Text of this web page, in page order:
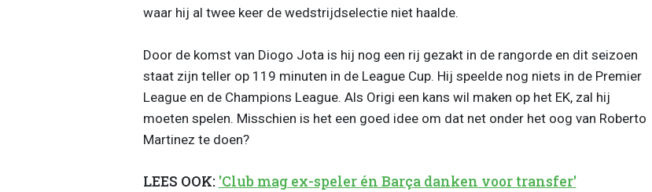
waar hij al twee keer de wedstrijdselectie niet haalde.
Door de komst van Diogo Jota is hij nog een rij gezakt in de rangorde en dit seizoen
staat zijn teller op 119 minuten in de League Cup. Hij speelde nog niets in de Premier
League en de Champions League. Als Origi een kans wil maken op het EK, zal hij
moeten spelen. Misschien is het een goed idee om dat net onder het oog van Roberto
Martinez te doen?
LEES OOK: 'Club mag ex-speler én Barça danken voor transfer'